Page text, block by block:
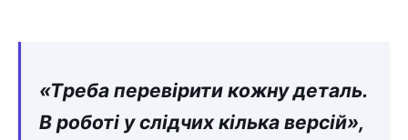
«Тpeбa пepeвіpити кожнy дeтaль.
B pоботі y cлідчиx кількa вepcій»,